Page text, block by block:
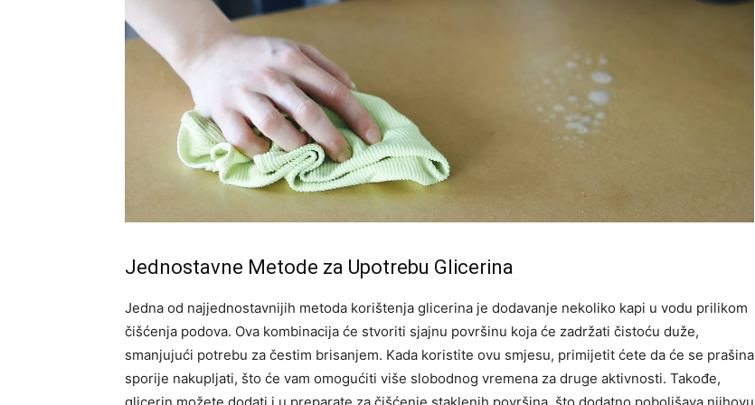
Jednostavne Metode za Upotrebu Glicerina
Jedna od najjednostavnijih metoda korištenja glicerina je dodavanje nekoliko kapi u vodu prilikom
čišćenja podova. Ova kombinacija će stvoriti sjajnu površinu koja će zadržati čistoću duže,
smanjujući potrebu za čestim brisanjem. Kada koristite ovu smjesu, primijetit ćete da će se prašina
sporije nakupljati, što će vam omogućiti više slobodnog vremena za druge aktivnosti. Takođe,